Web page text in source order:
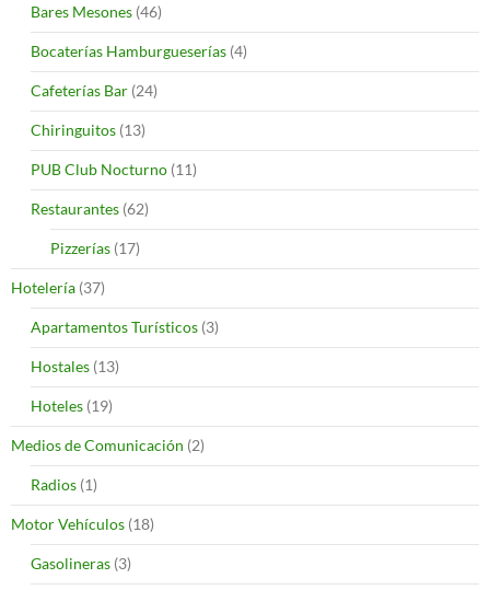
Bares Mesones (46)
Bocaterías Hamburgueserías (4)
Cafeterías Bar (24)
Chiringuitos (13)
PUB Club Nocturno (11)
Restaurantes (62)
Pizzerías (17)
Hotelería (37)
Apartamentos Turísticos (3)
Hostales (13)
Hoteles (19)
Medios de Comunicación (2)
Radios (1)
Motor Vehículos (18)
Gasolineras (3)